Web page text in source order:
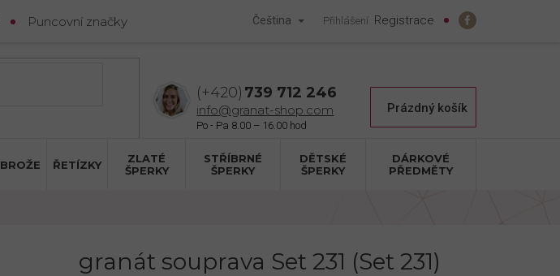
Puncovní značky Čeština Přihlášení Registrace
739 712 246
info@granat-shop.com Nákupní
Prázdný košík
BROŽE ŘETÍZKY
ZLATÉ
ŠPERKY
STŘÍBRNÉ
ŠPERKY
DĚTSKÉ
ŠPERKY
DÁRKOVÉ
PŘEDMĚTY
granát souprava Set 231 (Set 231)